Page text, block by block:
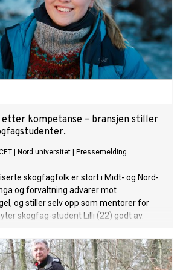
kompetanse – bransjen stiller
Nord universitet Pressemelding
skogfagfolk er stort i Midt- og Nord-
og forvaltning advarer mot
og stiller selv opp som mentorer for
skogfag-student Lilli (22) godt av.